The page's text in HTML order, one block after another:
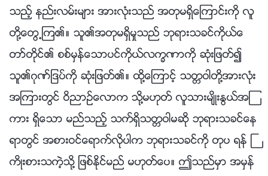
သည့္ နည္းလမ္းမ်ား အားလုံးသည္ အတုမရွိေၾကာင္းကို လူ
တို႔ေတြ႕ၾက၏။ သူ၏အတုမရွိမႈသည္ ဘုရားသခင္ကိုယ္ေ
တာ္တိုင္၏ စစ္မွန္ေသာပင္ကိုယ္လကၡဏာကို ဆုံးျဖတ္၍
သူ၏ဂုဏ္ျဒပ္ကို ဆုံးျဖတ္၏။ ထို႔ေၾကာင့္ သတၱဝါတို႔အားလုံး
အၾကားတြင္ ဝိညာဥ္ေလာက သို႔မဟုတ္ လူသားမ်ိဳးႏြယ္အၾ
ကား ရွိေသာ မည္သည့္ သက္ရွိသတၱဝါမဆို ဘုရားသခင္ေန
ရာတြင္ အစားဝင္ေရာက္လိုပါက ဘုရားသခင္ကို တုပ ရန္ ႀ
ကိဳးစားသကဲ့သို႔ ျဖစ္ႏိုင္မည္ မဟုတ္ေပ။ ဤသည္မွာ အမွန္